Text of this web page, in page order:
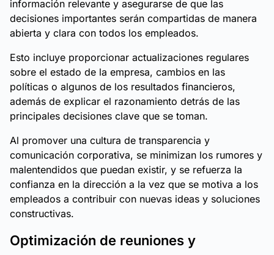
información relevante y asegurarse de que las
decisiones importantes serán compartidas de manera
abierta y clara con todos los empleados.
Esto incluye proporcionar actualizaciones regulares
sobre el estado de la empresa, cambios en las
políticas o algunos de los resultados financieros,
además de explicar el razonamiento detrás de las
principales decisiones clave que se toman.
Al promover una cultura de transparencia y
comunicación corporativa, se minimizan los rumores y
malentendidos que puedan existir, y se refuerza la
confianza en la dirección a la vez que se motiva a los
empleados a contribuir con nuevas ideas y soluciones
constructivas.
Optimización de reuniones y